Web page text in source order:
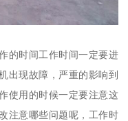
的时间工作时间一定要进
出现故障，严重的影响到
使用的时候一定要注意这
注意哪些问题呢，工作时